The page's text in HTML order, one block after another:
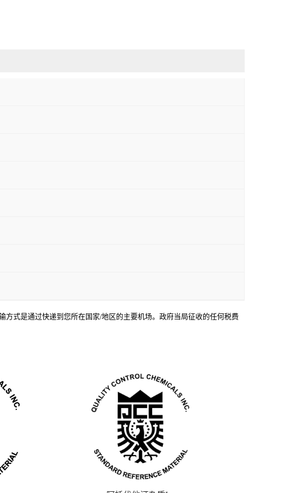
式是通过快递到您所在国家/地区的主要机场。政府当局征收的任何税费